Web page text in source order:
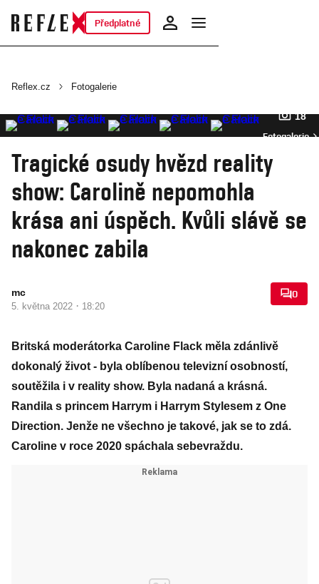
Předplatné
Reflex.cz Fotogalerie
18
Fotogalerie
Tragické osudy hvězd reality
show: Carolině nepomohla
krása ani úspěch. Kvůli slávě se
nakonec zabila
mc
5. května 2022 · 18:20
0
Britská moderátorka Caroline Flack měla zdánlivě
dokonalý život - byla oblíbenou televizní osobností,
soutěžila i v reality show. Byla nadaná a krásná.
Randila s princem Harrym i Harrym Stylesem z One
Direction. Jenže ne všechno je takové, jak se to zdá.
Caroline v roce 2020 spáchala sebevraždu.